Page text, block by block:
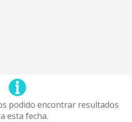
podido encontrar resultados
esta fecha.